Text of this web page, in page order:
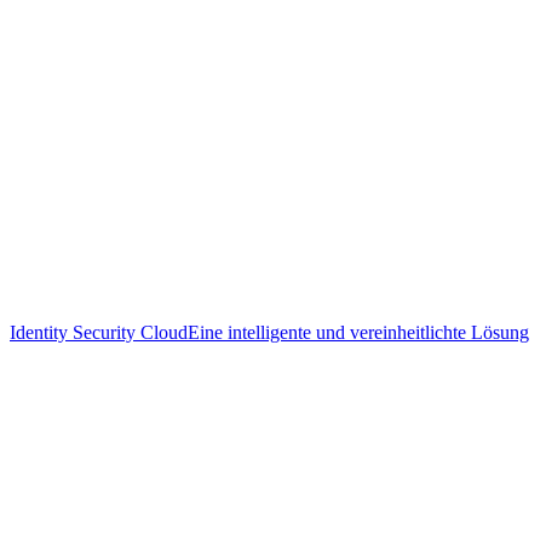
Identity Security CloudEine intelligente und vereinheitlichte Lösung